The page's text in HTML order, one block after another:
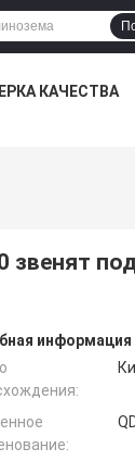
КАЧЕСТВА
звенят
информация